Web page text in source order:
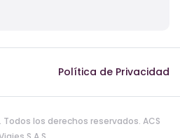
Política de Privacidad
los derechos reservados. ACS